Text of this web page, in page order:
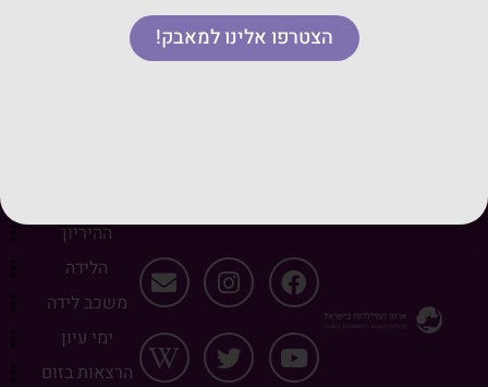
ההיריון
הלידה
משכב לידה
ימי עיון
הרצאות בזום
הצטרפו אלינו למאבק!